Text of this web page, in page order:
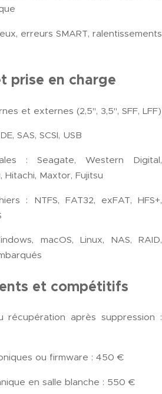
erreurs SMART, ralentissements
prise en charge
et externes (2,5", 3,5", SFF, LFF)
SAS, SCSI, USB
: Seagate, Western Digital,
Hitachi, Maxtor, Fujitsu
: NTFS, FAT32, exFAT, HFS+,
macOS, Linux, NAS, RAID,
et compétitifs
récupération après suppression :
ou firmware : 450 €
en salle blanche : 550 €